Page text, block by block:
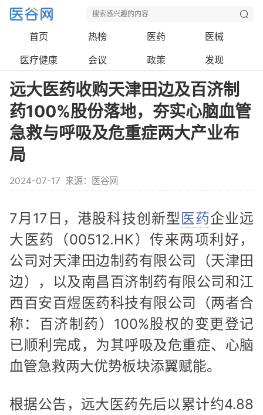
首页 热榜 医药
医械
医疗健康
会议 政策 发现
远大医药收购天津田边及百济制
药100%股份落地，夯实心脑血管
急救与呼吸及危重症两大产业布
局
2024-07-17 来源：医谷网
7月17日，港股科技创新型医药企业远
大医药（00512.HK）传来两项利好，
公司对天津田边制药有限公司（天津田
边），以及南昌百济制药有限公司和江
西百安百煜医药科技有限公司（两者合
称：百济制药）100%股权的变更登记
已顺利完成，为其呼吸及危重症、心脑
血管急救两大优势板块添翼赋能。
根据公告，远大医药先后以累计约4.88